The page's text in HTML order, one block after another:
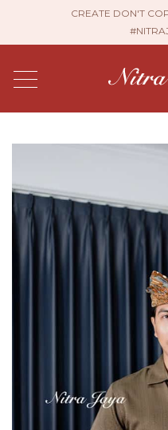
CREATE DON'T